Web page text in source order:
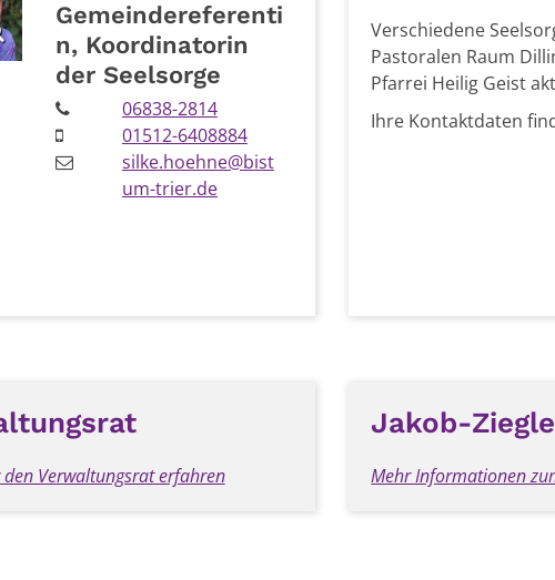
Gemeindereferenti
n, Koordinatorin
der Seelsorge
06838-2814
01512-6408884
silke.hoehne@bist
um-trier.de
Verschiedene
Pastoralen Raum
Pfarrei Heilig Geist
Ihre Kontaktdaten
Verwaltungsrat erfahren
Jakob-
Mehr Informationen